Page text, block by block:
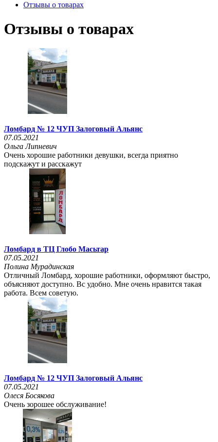
Отзывы о товарах
Отзывы о товарах
Ломбард № 12 ЧУП Залоговый Альянс
07.05.2021
Ольга Липневич
Очень хорошие работники девушки, всегда приятно
подскажут и расскажут
Ломбард в ТЦ Глобо Масьтар
07.05.2021
Полина Мурадинская
Отличный Ломбард, хорошие работники, оформляют быстро,
объясняют доступно. Вс удобно. Мне очень нравится такая
работа. Всем советую.
Ломбард № 12 ЧУП Залоговый Альянс
07.05.2021
Олеся Босякова
Очень зорошее обслуживание!